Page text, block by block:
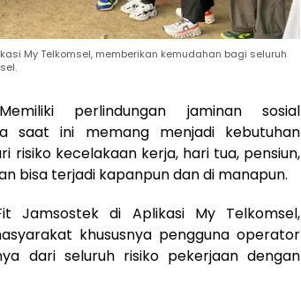
My Telkomsel, memberikan kemudahan bagi seluruh
perlindungan jaminan sosial
saat ini memang menjadi kebutuhan
risiko kecelakaan kerja, hari tua, pensiun,
bisa terjadi kapanpun dan di manapun.
Jamsostek di Aplikasi My Telkomsel,
khususnya pengguna operator
dari seluruh risiko pekerjaan dengan